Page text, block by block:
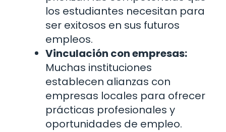
los estudiantes necesitan para
ser exitosos en sus futuros
empleos.
Vinculación con empresas:
Muchas instituciones
establecen alianzas con
empresas locales para ofrecer
prácticas profesionales y
oportunidades de empleo.